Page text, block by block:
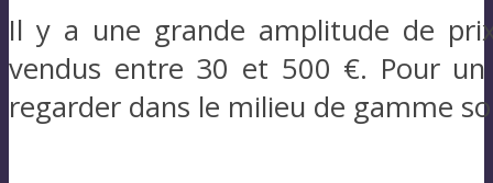
Il y a une grande amplitude de
vendus entre 30 et 500 €. Pour
regarder dans le milieu de gamme